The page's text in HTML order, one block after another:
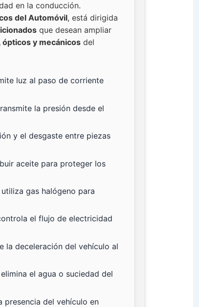
en la conducción.
del Automóvil, está dirigida
que desean ampliar
y mecánicosdel
luz al paso de corriente
la presión desde el
y el desgaste entre piezas
aceite para proteger los
gas halógeno para
el flujo de electricidad
la deceleración del vehículo al
el agua o suciedad del
presencia del vehículo en